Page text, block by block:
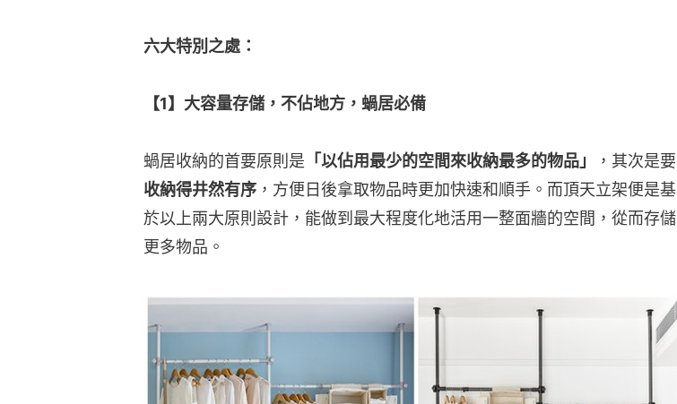
六大特別之處：
【1】大容量存儲，不佔地方，蝸居必備
蝸居收納的首要原則是 「以佔用最少的空間來收納最多的物品」
，其次是要
收納得井然有序 ，方便日後拿取物品時更加快速和順手。而頂天立架便是基
於以上兩大原則設計，能做到最大程度化地活用一整面牆的空間，從而存儲
更多物品。